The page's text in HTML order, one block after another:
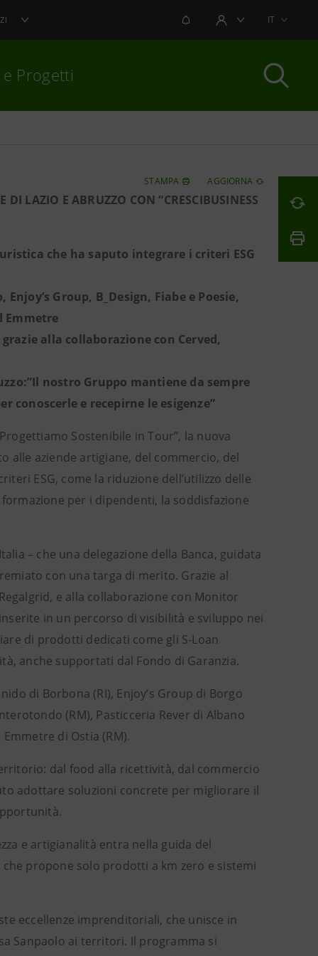
NOTIFICHEAREA UTENTEIT
e Progetti
STAMPA AGGIORNA
LAZIO E ABRUZZO CON “CRESCIBUSINESS
che ha saputo integrare i criteri ESG
Group, B_Design, Fiabe e Poesie,
Emmetre
alla collaborazione con Cerved,
nostro Gruppo mantiene da sempre
e recepirne le esigenze”
Sostenibile in Tour”, la nuova
alle aziende artigiane, del commercio, del
ESG, come la riduzione dell’utilizzo delle
per i dipendenti, la soddisfazione
– che una delegazione della Banca, guidata
con una targa di merito. Grazie al
e alla collaborazione con Monitor
in un percorso di visibilità e sviluppo nei
di prodotti dedicati come gli S-Loan
anche supportati dal Fondo di Garanzia.
di Borbona (RI), Enjoy’s Group di Borgo
(RM), Pasticceria Rever di Albano
di Ostia (RM).
dal food alla ricettività, dal commercio
adottare soluzioni concrete per migliorare il
e artigianalità entra nella guida del
propone solo prodotti a km zero e sistemi
eccellenze imprenditoriali, che unisce in
Sanpaolo ai territori. Il programma si